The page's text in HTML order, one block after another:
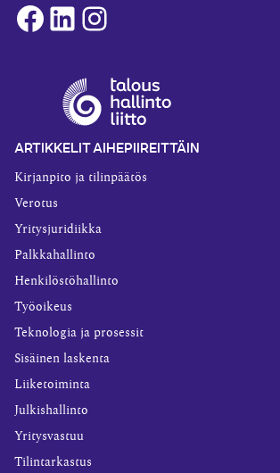
Facebook
LinkedInInstagram
ARTIKKELIT AIHEPIIREITTÄIN
Kirjanpito ja tilinpäätös
Verotus
Yritysjuridiikka
Palkkahallinto
Henkilöstöhallinto
Työoikeus
Teknologia ja prosessit
Sisäinen laskenta
Liiketoiminta
Julkishallinto
Yritysvastuu
Tilintarkastus